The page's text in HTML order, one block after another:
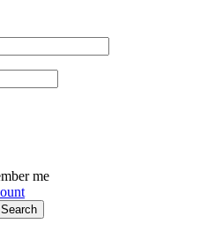
me
Search